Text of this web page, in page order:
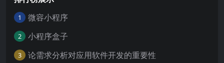
1 微容小程序
2 小程序盒子
3 论需求分析对应用软件开发的重要性